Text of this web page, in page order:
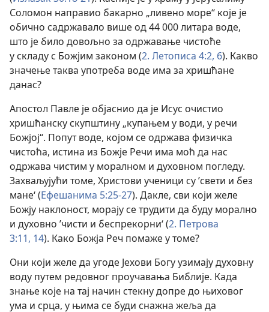
Соломон направио бакарно „ливено море“ које је
обично садржавало више од 44 000 литара воде,
што је било довољно за одржавање чистоће
у складу с Божјим законом (2. Летописа 4:2, 6). Какво
значење таква употреба воде има за хришћане
данас?
Апостол Павле је објаснио да је Исус очистио
хришћанску скупштину „купањем у води, у речи
Божјој“. Попут воде, којом се одржава физичка
чистоћа, истина из Божје Речи има моћ да нас
одржава чистим у моралном и духовном погледу.
Захваљујући томе, Христови ученици су ’свети и без
мане‘ (Ефешанима 5:25-27). Дакле, сви који желе
Божју наклоност, морају се трудити да буду морално
и духовно ’чисти и беспрекорни‘ (2. Петрова
3:11, 14). Како Божја Реч помаже у томе?
Они који желе да угоде Јехови Богу узимају духовну
воду путем редовног проучавања Библије. Када
знање које на тај начин стекну допре до њиховог
ума и срца, у њима се буди снажна жеља да